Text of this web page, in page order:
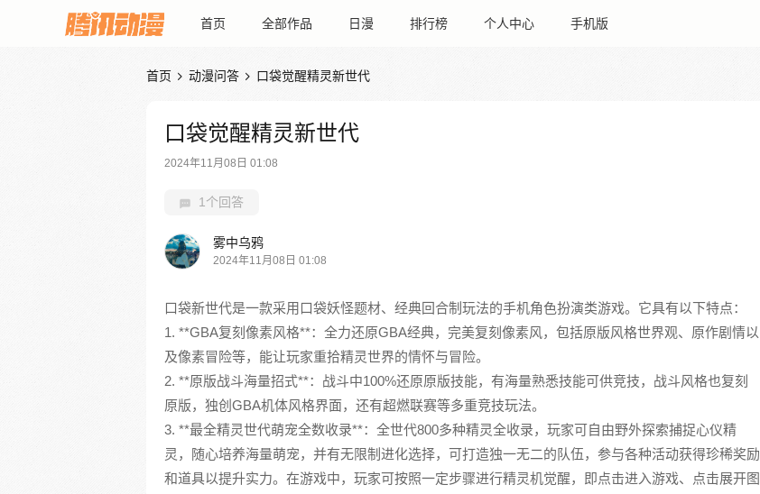
首页 全部作品 日漫 排行榜 个人中心 手机版
首页  动漫问答  口袋觉醒精灵新世代
口袋觉醒精灵新世代
2024年11月08日 01:08
1个回答
雾中乌鸦
2024年11月08日 01:08
口袋新世代是一款采用口袋妖怪题材、经典回合制玩法的手机角色扮演类游戏。它具有以下特点：
1. **GBA复刻像素风格**：全力还原GBA经典，完美复刻像素风，包括原版风格世界观、原作剧情以
及像素冒险等，能让玩家重拾精灵世界的情怀与冒险。
2. **原版战斗海量招式**：战斗中100%还原原版技能，有海量熟悉技能可供竞技，战斗风格也复刻
原版，独创GBA机体风格界面，还有超燃联赛等多重竞技玩法。
3. **最全精灵世代萌宠全数收录**：全世代800多种精灵全收录，玩家可自由野外探索捕捉心仪精
灵，随心培养海量萌宠，并有无限制进化选择，可打造独一无二的队伍，参与各种活动获得珍稀奖励
和道具以提升实力。在游戏中，玩家可按照一定步骤进行精灵机觉醒，即点击进入游戏、点击展开图